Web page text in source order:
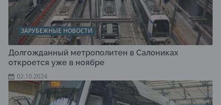
ЗАРУБЕЖНЫЕ НОВОСТИ
Долгожданный метрополитен в Салониках
откроется уже в ноябре
02.10.2024